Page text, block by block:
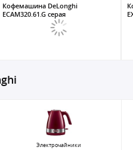
Кофемашина DeLonghi
ECAM320.61.G серая
Электрочайники